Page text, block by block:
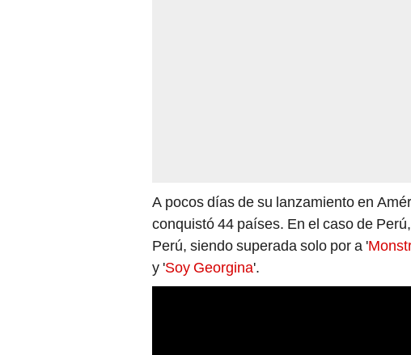
A pocos días de su lanzamiento en
conquistó 44 países. En el caso de
Perú, siendo superada solo por a '
y 'Soy Georgina'.